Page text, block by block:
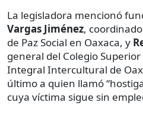
La legisladora mencionó
Vargas Jiménez,
de Paz Social en Oaxaca, y
general del Colegio
Integral Intercultural de
último a quien llamó
cuya víctima sigue sin